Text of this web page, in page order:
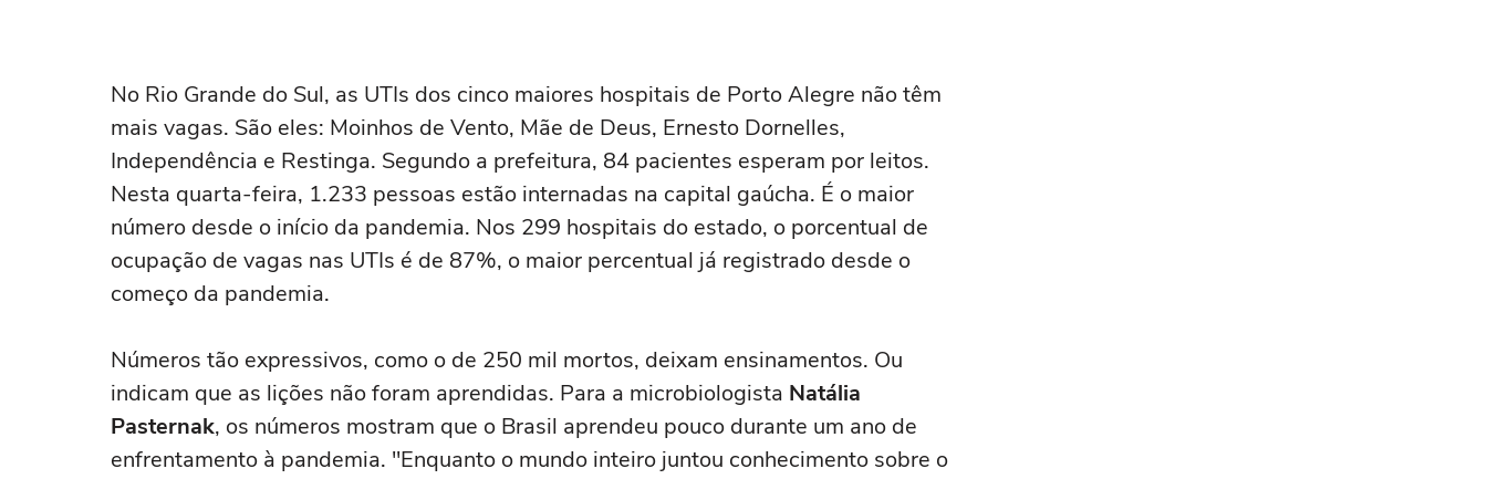
No Rio Grande do Sul, as UTIs dos cinco maiores hospitais de Porto Alegre não têm
mais vagas. São eles: Moinhos de Vento, Mãe de Deus, Ernesto Dornelles,
Independência e Restinga. Segundo a prefeitura, 84 pacientes esperam por leitos.
Nesta quarta-feira, 1.233 pessoas estão internadas na capital gaúcha. É o maior
número desde o início da pandemia. Nos 299 hospitais do estado, o porcentual de
ocupação de vagas nas UTIs é de 87%, o maior percentual já registrado desde o
começo da pandemia.
Números tão expressivos, como o de 250 mil mortos, deixam ensinamentos. Ou
indicam que as lições não foram aprendidas. Para a microbiologista Natália
Pasternak, os números mostram que o Brasil aprendeu pouco durante um ano de
enfrentamento à pandemia. "Enquanto o mundo inteiro juntou conhecimento sobre o